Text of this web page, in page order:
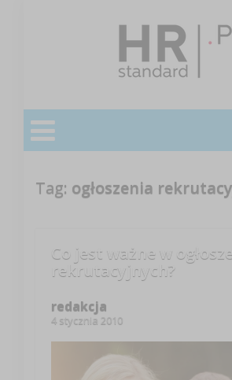
Tag: ogłoszenia
Co jest ważne w
rekrutacyjnych?
redakcja
4 stycznia 2010